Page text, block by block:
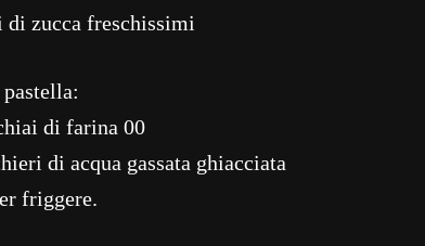
zucca freschissimi
di farina 00
di acqua gassata ghiacciata
friggere.